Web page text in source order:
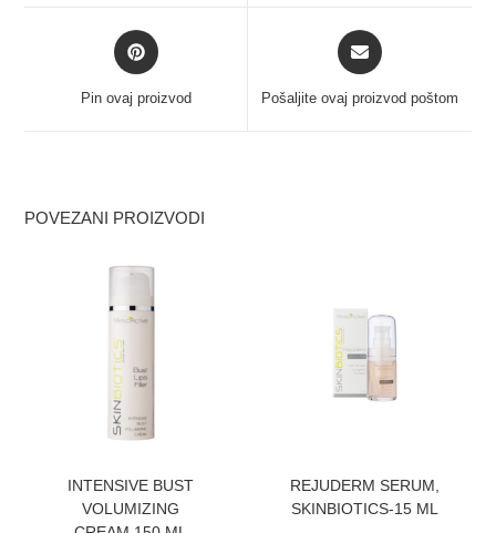
Pin ovaj proizvod Pošaljite ovaj proizvod poštom
POVEZANI PROIZVODI
INTENSIVE BUST
VOLUMIZING
REJUDERM SERUM,
SKINBIOTICS-15 ML